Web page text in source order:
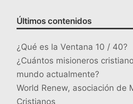
Últimos contenidos
¿Qué es la Ventana 10 / 40?
¿Cuántos misioneros
mundo actualmente?
World Renew, asociación de
Cristianos